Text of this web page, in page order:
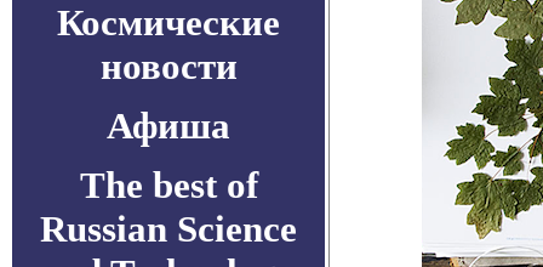
Космические
новости
Афиша
The best of
Russian Science